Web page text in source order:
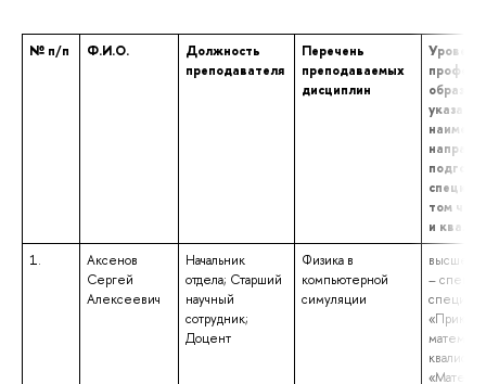
№ п/п Ф.И.О.
Должность
преподавателя
Перечень
преподаваемых
дисциплин
том
и
1.
Аксенов
Сергей
Алексеевич
Начальник
отдела; Старший
научный
сотрудник;
Доцент
Физика в
компьютерной
симуляции
высшее
–